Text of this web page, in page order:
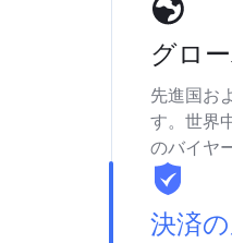
グロ
先進国お
す。世界
のバイヤ
決済